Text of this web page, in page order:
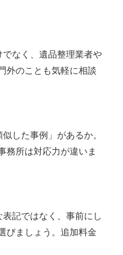
でなく、遺品整理業者や
外のことも気軽に相談
した事例」があるか。
務所は対応力が違いま
記ではなく、事前にし
びましょう。追加料金